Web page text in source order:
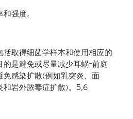
强度。
括取得细菌学样本和使用相应的
的是避免或尽量减少耳蜗–前庭
免感染扩散(例如乳突炎、面
和岩外脓毒症扩散)。 5,6